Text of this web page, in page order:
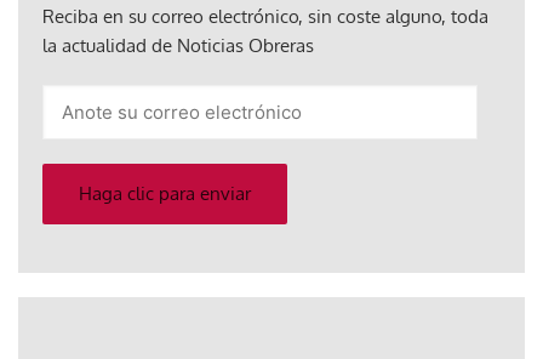
Reciba en su correo electrónico, sin coste alguno, toda
la actualidad de Noticias Obreras
electrónico
Haga clic para enviar